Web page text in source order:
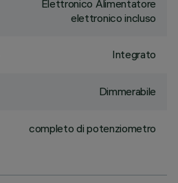
Elettronico Alimentatore
elettronico incluso
Integrato
Dimmerabile
completo di potenziometro